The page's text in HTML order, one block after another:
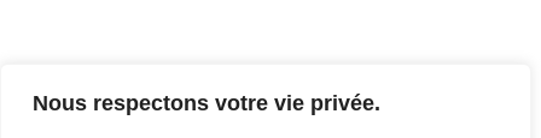
Nous respectons votre vie privée.